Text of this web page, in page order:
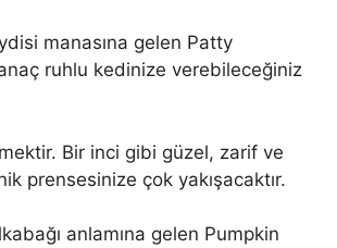
manasına gelen Patty
ruhlu kedinize verebileceğiniz
Bir inci gibi güzel, zarif ve
prensesinize çok yakışacaktır.
anlamına gelen Pumpkin